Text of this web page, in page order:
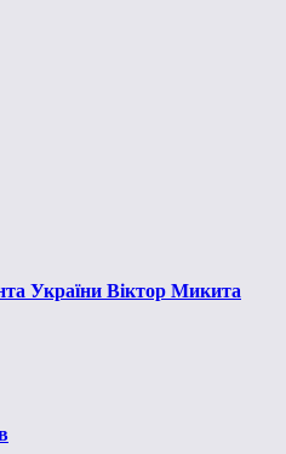
України Віктор Микита